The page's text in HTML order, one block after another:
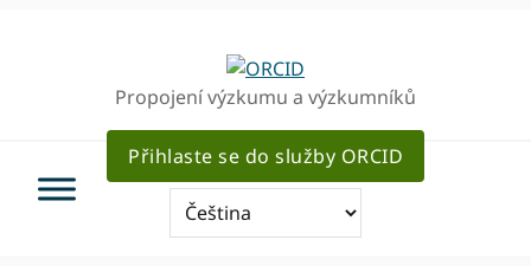
Propojení výzkumu a výzkumníků
Přihlaste se do služby ORCID